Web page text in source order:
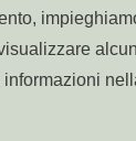
informazioni